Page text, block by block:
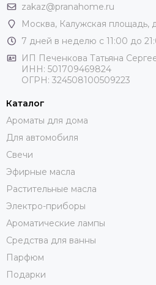
zakaz@pranahome.ru
Москва, Калужская площадь,
7 дней в неделю с 11:00 до
ИП Печенкова Татьяна
ИНН: 501709469824
ОГРН: 324508100509223
Каталог
Ароматы для дома
Для автомобиля
Свечи
Эфирные масла
Растительные масла
Электро-приборы
Ароматические лампы
Средства для ванны
Парфюм
Подарки